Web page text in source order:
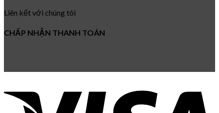
Liên kết với chúng tôi
CHẤP NHẬN THANH TOÁN